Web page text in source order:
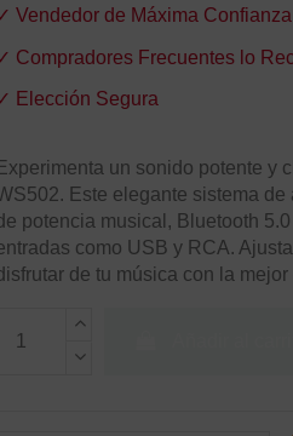
Vendedor de Máxima Confianza
Compradores Frecuentes lo
Elección Segura
Experimenta un sonido potente y
Este elegante sistema
potencia musical, Bluetooth
como USB y RCA.
de tu música con la